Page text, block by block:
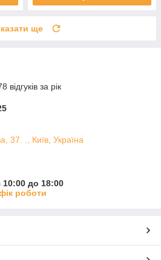
ще
за рік
37. ., Київ, Україна
10:00 до 18:00
роботи